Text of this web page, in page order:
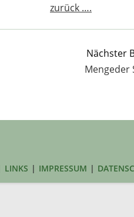
zurück ….
Nächster
Mengeder
LINKS IMPRESSUM